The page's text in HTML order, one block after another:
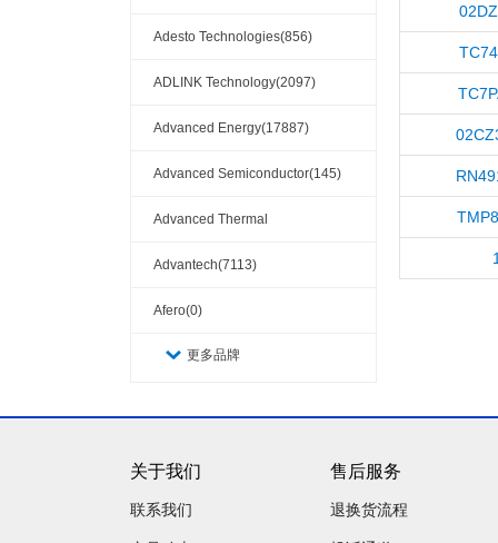
Adesto Technologies(856)
ADLINK Technology(2097)
Advanced Energy(17887)
Advanced Semiconductor(145)
Advanced Thermal
Solutions(110404)
Advantech(7113)
Afero(0)
更多品牌
关于我们
联系我们
售后服务
退换货流程